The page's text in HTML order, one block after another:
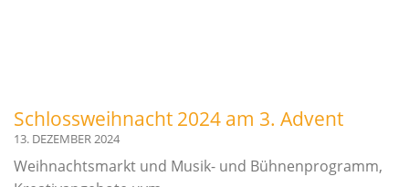
Freude
und
fördern
Johann Theodor Römhild
Leitung/Pädagogenteam
Unterrichtsstützpunkte
Schlossweihnacht 2024 am 3. Advent
13. DEZEMBER 2024
Weihnachtsmarkt und Musik- und Bühnenprogramm,